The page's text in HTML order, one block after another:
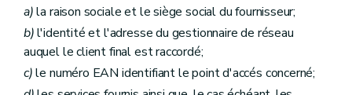
a)la raison sociale et le siège social du fournisseur;
b)l'identité et l'adresse du gestionnaire de réseau
auquel le client final est raccordé;
c)le numéro EAN identifiant le point d'accés concerné;